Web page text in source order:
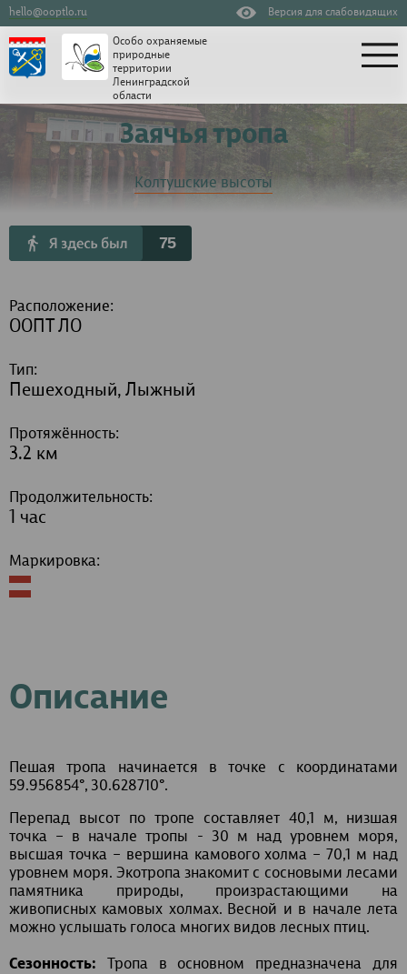
hello@ooptlo.ru Версия для слабовидящих
Особо охраняемые
природные
территории
Ленинградской
области
Заячья тропа
Колтушские высоты
75
Расположение:
ООПТ ЛО
Тип:
Пешеходный, Лыжный
Протяжённость:
3.2 км
Продолжительность:
1 час
Маркировка:
Описание
Пешая тропа начинается в точке с координатами
59.956854°, 30.628710°.
Перепад высот по тропе составляет 40,1 м, низшая
точка – в начале тропы - 30 м над уровнем моря,
высшая точка – вершина камового холма – 70,1 м над
уровнем моря. Экотропа знакомит с сосновыми лесами
памятника природы, произрастающими на
живописных камовых холмах. Весной и в начале лета
можно услышать голоса многих видов лесных птиц.
Сезонность:
Тропа в основном предназначена для